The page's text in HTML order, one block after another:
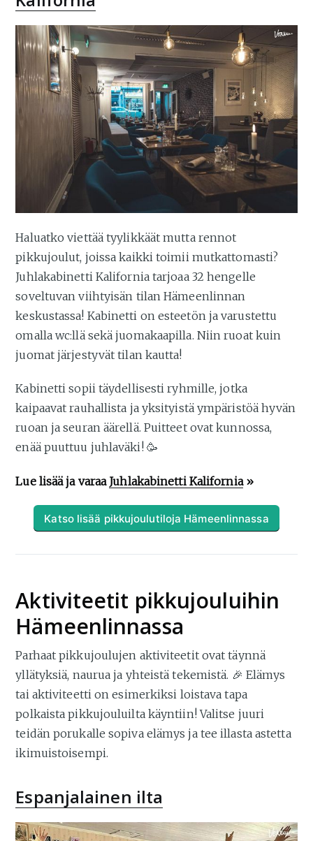
Haluatko viettää tyylikkäät mutta rennot
pikkujoulut, joissa kaikki toimii mutkattomasti?
Juhlakabinetti Kalifornia tarjoaa 32 hengelle
soveltuvan viihtyisän tilan Hämeenlinnan
keskustassa! Kabinetti on esteetön ja varustettu
omalla wc:llä sekä juomakaapilla. Niin ruoat kuin
juomat järjestyvät tilan kautta!
Kabinetti sopii täydellisesti ryhmille, jotka
kaipaavat rauhallista ja yksityistä ympäristöä hyvän
ruoan ja seuran äärellä. Puitteet ovat kunnossa,
enää puuttuu juhlaväki! 🥳
Lue lisää ja varaa Juhlakabinetti Kalifornia»
Katso lisää pikkujoulutiloja Hämeenlinnassa
Aktiviteetit pikkujouluihin
Hämeenlinnassa
Parhaat pikkujoulujen aktiviteetit ovat täynnä
yllätyksiä, naurua ja yhteistä tekemistä. 🎉 Elämys
tai aktiviteetti on esimerkiksi loistava tapa
polkaista pikkujouluilta käyntiin! Valitse juuri
teidän porukalle sopiva elämys ja tee illasta astetta
ikimuistoisempi.
Espanjalainen ilta